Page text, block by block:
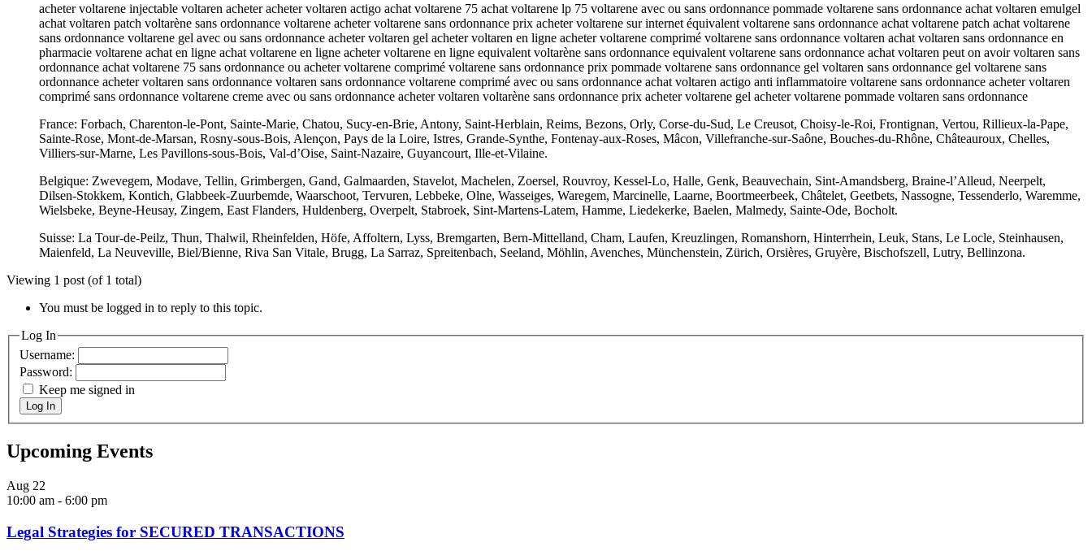
acheter voltarene injectable voltaren acheter acheter voltaren actigo achat voltarene 75 achat voltarene lp 75 voltarene avec ou sans ordonnance pommade voltarene sans ordonnance achat voltaren emulgel
achat voltaren patch voltarène sans ordonnance voltarene acheter voltarene sans ordonnance prix acheter voltarene sur internet équivalent voltarene sans ordonnance achat voltarene patch achat voltarene
sans ordonnance voltarene gel avec ou sans ordonnance acheter voltaren gel acheter voltaren en ligne acheter voltarene comprimé voltarene sans ordonnance voltaren achat voltaren sans ordonnance en
pharmacie voltarene achat en ligne achat voltarene en ligne acheter voltarene en ligne equivalent voltarène sans ordonnance equivalent voltarene sans ordonnance achat voltaren peut on avoir voltaren sans
ordonnance achat voltarene 75 sans ordonnance ou acheter voltarene comprimé voltarene sans ordonnance prix pommade voltarene sans ordonnance gel voltaren sans ordonnance gel voltarene sans
ordonnance acheter voltaren sans ordonnance voltaren sans ordonnance voltarene comprimé avec ou sans ordonnance achat voltaren actigo anti inflammatoire voltarene sans ordonnance acheter voltaren
comprimé sans ordonnance voltarene creme avec ou sans ordonnance acheter voltaren voltarène sans ordonnance prix acheter voltarene gel acheter voltarene pommade voltaren sans ordonnance
France: Forbach, Charenton-le-Pont, Sainte-Marie, Chatou, Sucy-en-Brie, Antony, Saint-Herblain, Reims, Bezons, Orly, Corse-du-Sud, Le Creusot, Choisy-le-Roi, Frontignan, Vertou, Rillieux-la-Pape,
Sainte-Rose, Mont-de-Marsan, Rosny-sous-Bois, Alençon, Pays de la Loire, Istres, Grande-Synthe, Fontenay-aux-Roses, Mâcon, Villefranche-sur-Saône, Bouches-du-Rhône, Châteauroux, Chelles,
Villiers-sur-Marne, Les Pavillons-sous-Bois, Val-d’Oise, Saint-Nazaire, Guyancourt, Ille-et-Vilaine.
Belgique: Zwevegem, Modave, Tellin, Grimbergen, Gand, Galmaarden, Stavelot, Machelen, Zoersel, Rouvroy, Kessel-Lo, Halle, Genk, Beauvechain, Sint-Amandsberg, Braine-l’Alleud, Neerpelt,
Dilsen-Stokkem, Kontich, Glabbeek-Zuurbemde, Waarschoot, Tervuren, Lebbeke, Olne, Wasseiges, Waregem, Marcinelle, Laarne, Boortmeerbeek, Châtelet, Geetbets, Nassogne, Tessenderlo, Waremme,
Wielsbeke, Beyne-Heusay, Zingem, East Flanders, Huldenberg, Overpelt, Stabroek, Sint-Martens-Latem, Hamme, Liedekerke, Baelen, Malmedy, Sainte-Ode, Bocholt.
Suisse: La Tour-de-Peilz, Thun, Thalwil, Rheinfelden, Höfe, Affoltern, Lyss, Bremgarten, Bern-Mittelland, Cham, Laufen, Kreuzlingen, Romanshorn, Hinterrhein, Leuk, Stans, Le Locle, Steinhausen,
Maienfeld, La Neuveville, Biel/Bienne, Riva San Vitale, Brugg, La Sarraz, Spreitenbach, Seeland, Möhlin, Avenches, Münchenstein, Zürich, Orsières, Gruyère, Bischofszell, Lutry, Bellinzona.
Viewing 1 post (of 1 total)
You must be logged in to reply to this topic.
Log In
Username:
Password:
Keep me signed in
Log In
Upcoming Events
Aug 22
10:00 am - 6:00 pm
Legal Strategies for SECURED TRANSACTIONS